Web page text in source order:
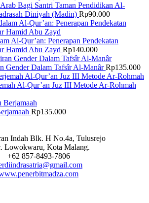
Bagi Santri Taman Pendidikan Al-
Diniyah (Madin) Rp90.000
Al-Qur’an: Penerapan Pendekatan
Hamid Abu Zayd Rp140.000
Gender Dalam Tafsîr Al-ManârRp135.000
Al-Qur’an Juz III Metode Ar-Rohmah
Rp135.000
Indah Blk. H No.4a, Tulusrejo
Lowokwaru, Kota Malang.
+62 857-8493-7806